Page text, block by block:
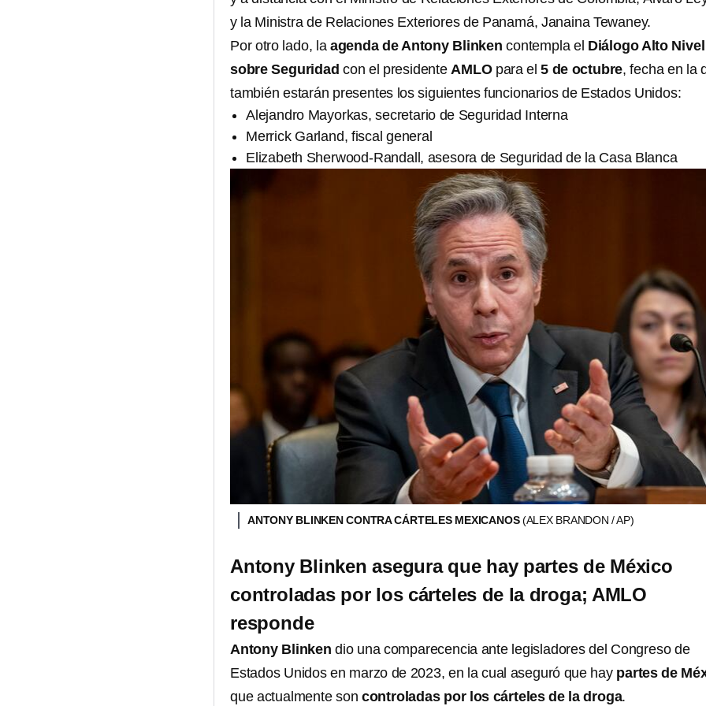
y la Ministra de Relaciones Exteriores de Panamá, Janaina Tewaney.
Por otro lado, la agenda de Antony Blinken contempla el Diálogo Alto Nivel
sobre Seguridad con el presidenteAMLOpara el5 de octubre, fecha en la
también estarán presentes los siguientes funcionarios de Estados Unidos:
Alejandro Mayorkas, secretario de Seguridad Interna
Merrick Garland, fiscal general
Elizabeth Sherwood-Randall, asesora de Seguridad de la Casa Blanca
ANTONY BLINKEN CONTRA CÁRTELES MEXICANOS(ALEX BRANDON / AP)
Antony Blinken asegura que hay partes de México
controladas por los cárteles de la droga; AMLO
responde
Antony Blinkendio una comparecencia ante legisladores del Congreso de
Estados Unidos en marzo de 2023, en la cual aseguró que hay partes de
que actualmente son controladas por los cárteles de la droga.